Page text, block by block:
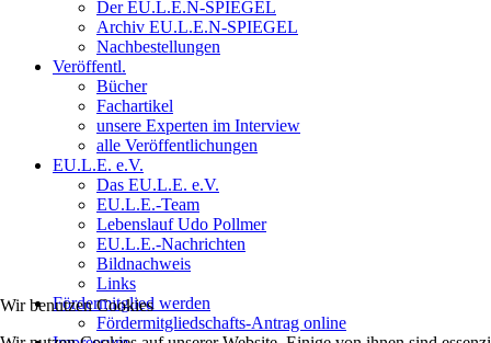
Der EU.L.E.N-SPIEGEL
Archiv EU.L.E.N-SPIEGEL
Nachbestellungen
Veröffentl.
Bücher
Fachartikel
unsere Experten im Interview
alle Veröffentlichungen
EU.L.E. e.V.
Das EU.L.E. e.V.
EU.L.E.-Team
Lebenslauf Udo Pollmer
EU.L.E.-Nachrichten
Bildnachweis
Links
Fördermitglied werden
Fördermitgliedschafts-Antrag online
Wir benutzen Cookies